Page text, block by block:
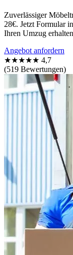
Zuverlässiger
28€. Jetzt Formular
Ihren Umzug
Angebot anfordern
★★★★★ 4,7
(519 Bewertungen)